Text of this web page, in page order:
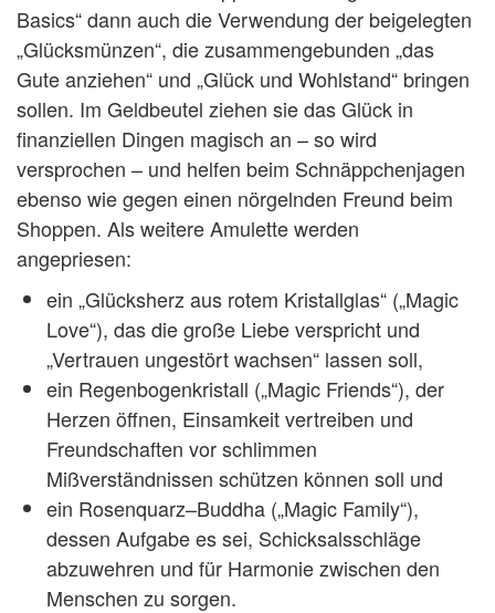
Basics“ dann auch die Verwendung der beigelegten
„Glücksmünzen“, die zusammengebunden „das
Gute anziehen“ und „Glück und Wohlstand“ bringen
sollen. Im Geldbeutel ziehen sie das Glück in
finanziellen Dingen magisch an – so wird
versprochen – und helfen beim Schnäppchenjagen
ebenso wie gegen einen nörgelnden Freund beim
Shoppen. Als weitere Amulette werden
angepriesen:
ein „Glücksherz aus rotem Kristallglas“ („Magic
Love“), das die große Liebe verspricht und
„Vertrauen ungestört wachsen“ lassen soll,
ein Regenbogenkristall („Magic Friends“), der
Herzen öffnen, Einsamkeit vertreiben und
Freundschaften vor schlimmen
Mißverständnissen schützen können soll und
ein Rosenquarz–Buddha („Magic Family“),
dessen Aufgabe es sei, Schicksalsschläge
abzuwehren und für Harmonie zwischen den
Menschen zu sorgen.